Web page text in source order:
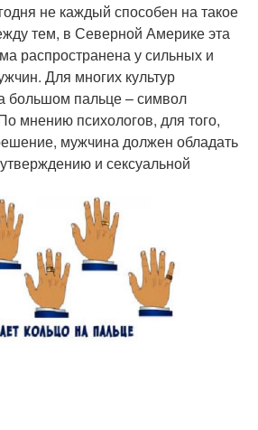
не каждый способен на такое
тем, в Северной Америке эта
распространена у сильных и
Для многих культур
большом пальце – символ
мнению психологов, для того,
мужчина должен обладать
и сексуальной